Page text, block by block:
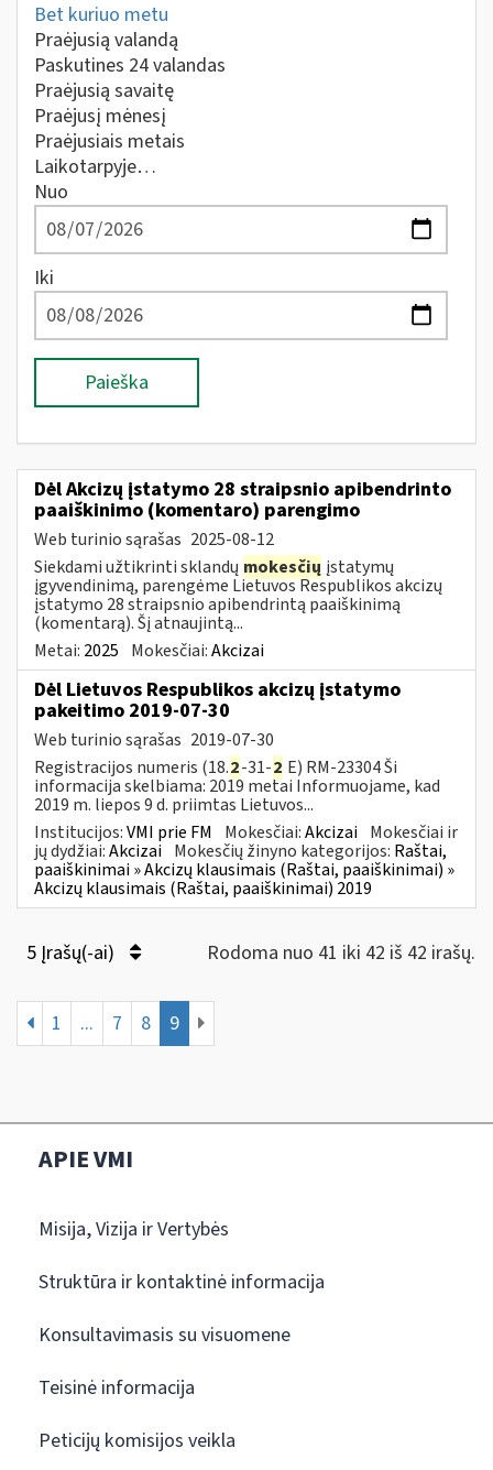
Bet kuriuo metu
Praėjusią valandą
Paskutines 24 valandas
Praėjusią savaitę
Praėjusį mėnesį
Praėjusiais metais
Laikotarpyje…
Nuo
Iki
Paieška
Dėl Akcizų įstatymo 28 straipsnio apibendrinto
paaiškinimo (komentaro) parengimo
Web turinio sąrašas 2025-08-12
Siekdami užtikrinti sklandų mokesčių įstatymų
įgyvendinimą, parengėme Lietuvos Respublikos akcizų
įstatymo 28 straipsnio apibendrintą paaiškinimą
(komentarą). Šį atnaujintą...
Metai: 2025 Mokesčiai:Akcizai
Dėl Lietuvos Respublikos akcizų įstatymo
pakeitimo 2019-07-30
Web turinio sąrašas 2019-07-30
Registracijos numeris (18.2-31-2 E) RM-23304 Ši
informacija skelbiama: 2019 metai Informuojame, kad
2019 m. liepos 9 d. priimtas Lietuvos...
Institucijos:VMI prie FM Mokesčiai:Akcizai Mokesčiai ir
jų dydžiai:Akcizai Mokesčių žinyno kategorijos: Raštai,
paaiškinimai » Akcizų klausimais (Raštai, paaiškinimai) »
Akcizų klausimais (Raštai, paaiškinimai) 2019
5 Įrašų(-ai) Rodoma nuo 41 iki 42 iš 42 irašų.
1 ... 7 8 9
APIE VMI
Misija, Vizija ir Vertybės
Struktūra ir kontaktinė informacija
Konsultavimasis su visuomene
Teisinė informacija
Peticijų komisijos veikla